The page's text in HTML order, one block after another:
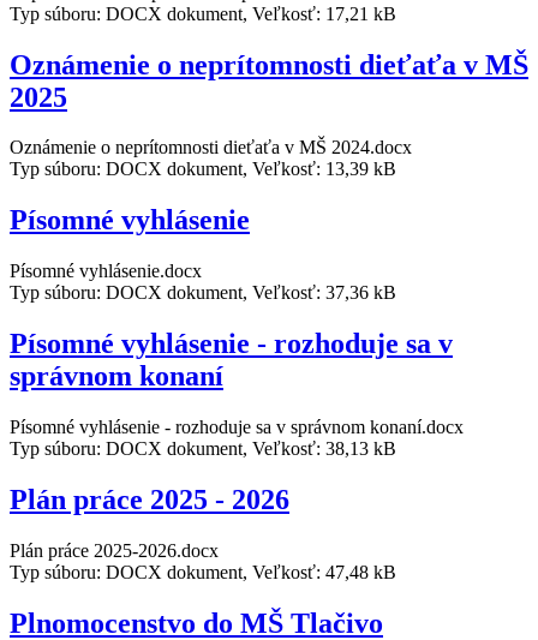
Typ súboru: DOCX dokument, Veľkosť: 17,21 kB
Oznámenie o neprítomnosti dieťaťa v MŠ
2025
Oznámenie o neprítomnosti dieťaťa v MŠ 2024.docx
Typ súboru: DOCX dokument, Veľkosť: 13,39 kB
Písomné vyhlásenie
Písomné vyhlásenie.docx
Typ súboru: DOCX dokument, Veľkosť: 37,36 kB
Písomné vyhlásenie - rozhoduje sa v
správnom konaní
Písomné vyhlásenie - rozhoduje sa v správnom konaní.docx
Typ súboru: DOCX dokument, Veľkosť: 38,13 kB
Plán práce 2025 - 2026
Plán práce 2025-2026.docx
Typ súboru: DOCX dokument, Veľkosť: 47,48 kB
Plnomocenstvo do MŠ Tlačivo